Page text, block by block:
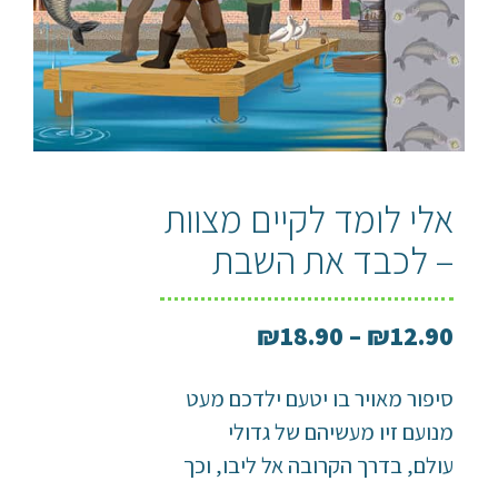
אלי לומד לקיים מצוות
– לכבד את השבת
₪12.90
–
₪18.90
סיפור מאויר בו יטעם ילדכם מעט
מנועם זיו מעשיהם של גדולי
עולם, בדרך הקרובה אל ליבו, וכך